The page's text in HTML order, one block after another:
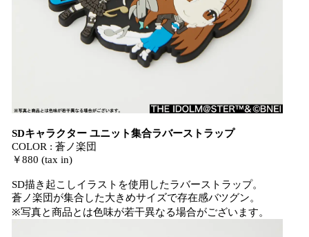
SDキャラクター ユニット集合ラバーストラップ
COLOR : 蒼ノ楽団
￥880 (tax in)
SD描き起こしイラストを使用したラバーストラップ。
蒼ノ楽団が集合した大きめサイズで存在感バツグン。
※写真と商品とは色味が若干異なる場合がございます。